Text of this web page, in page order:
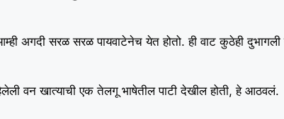
अगदी सरळ सरळ पायवाटेनेच येत होतो. ही वाट कुठेही दुभागली
वन खात्याची एक तेलगू भाषेतील पाटी देखील होती, हे आठवलं.